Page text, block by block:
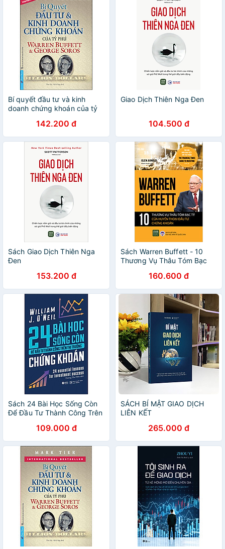
Bí quyết đầu tư và kinh
doanh chứng khoán của tỷ
142.200 đ
Giao Dịch Thiên Nga Đen
104.500 đ
Sách Giao Dịch Thiên Nga
Đen
153.200 đ
Sách Warren Buffett - 10
Thương Vụ Thâu Tóm Bạc
Chứng Khoán160.600 đ
Sách 24 Bài Học Sống Còn
Để Đầu Tư Thành Công Trên
109.000 đ
SÁCH BÍ MẬT GIAO DỊCH
LIÊN KẾT
265.000 đ